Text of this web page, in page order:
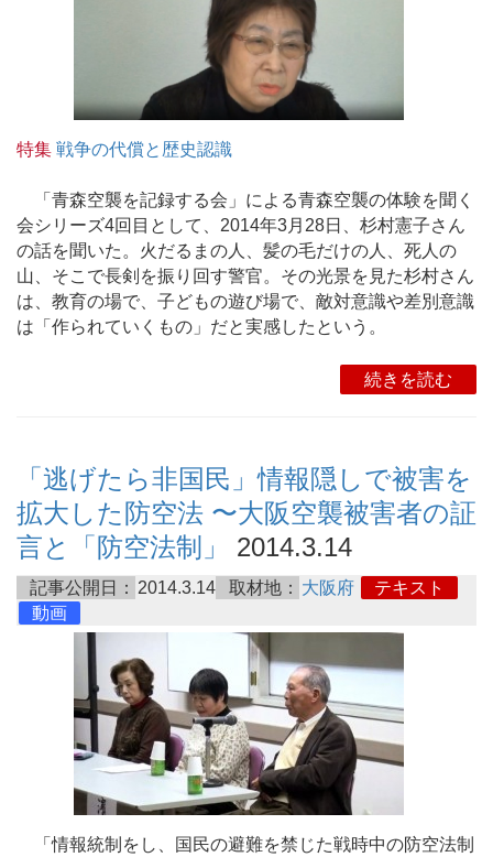
特集 戦争の代償と歴史認識
「青森空襲を記録する会」による青森空襲の体験を聞く
会シリーズ4回目として、2014年3月28日、杉村憲子さん
の話を聞いた。火だるまの人、髪の毛だけの人、死人の
山、そこで長剣を振り回す警官。その光景を見た杉村さん
は、教育の場で、子どもの遊び場で、敵対意識や差別意識
は「作られていくもの」だと実感したという。
続きを読む
「逃げたら非国民」情報隠しで被害を
拡大した防空法 〜大阪空襲被害者の証
言と「防空法制」
2014.3.14
記事公開日： 2014.3.14 取材地： 大阪府
テキスト
動画
「情報統制をし、国民の避難を禁じた戦時中の防空法制